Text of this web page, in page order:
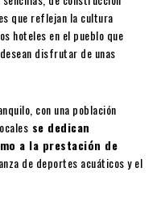
que reflejan la cultura
hoteles en el pueblo que
disfrutar de unas
con una población
se dedican
a la prestación de
de deportes acuáticos y el